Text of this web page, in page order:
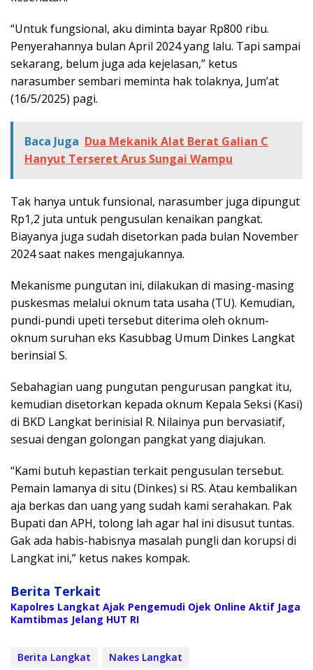
“Untuk fungsional, aku diminta bayar Rp800 ribu.
Penyerahannya bulan April 2024 yang lalu. Tapi sampai
sekarang, belum juga ada kejelasan,” ketus
narasumber sembari meminta hak tolaknya, Jum’at
(16/5/2025) pagi.
Baca Juga Dua Mekanik Alat Berat Galian C
Hanyut Terseret Arus Sungai Wampu
Tak hanya untuk funsional, narasumber juga dipungut
Rp1,2 juta untuk pengusulan kenaikan pangkat.
Biayanya juga sudah disetorkan pada bulan November
2024 saat nakes mengajukannya.
Mekanisme pungutan ini, dilakukan di masing-masing
puskesmas melalui oknum tata usaha (TU). Kemudian,
pundi-pundi upeti tersebut diterima oleh oknum-
oknum suruhan eks Kasubbag Umum Dinkes Langkat
berinsial S.
Sebahagian uang pungutan pengurusan pangkat itu,
kemudian disetorkan kepada oknum Kepala Seksi (Kasi)
di BKD Langkat berinisial R. Nilainya pun bervasiatif,
sesuai dengan golongan pangkat yang diajukan.
“Kami butuh kepastian terkait pengusulan tersebut.
Pemain lamanya di situ (Dinkes) si RS. Atau kembalikan
aja berkas dan uang yang sudah kami serahakan. Pak
Bupati dan APH, tolong lah agar hal ini disusut tuntas.
Gak ada habis-habisnya masalah pungli dan korupsi di
Langkat ini,” ketus nakes kompak.
Berita Terkait
Kapolres Langkat Ajak Pengemudi Ojek Online Aktif Jaga
Kamtibmas Jelang HUT RI
Berita Langkat Nakes Langkat